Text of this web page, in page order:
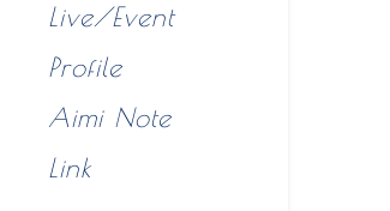
Live/Event
Profile
Aimi Note
Link